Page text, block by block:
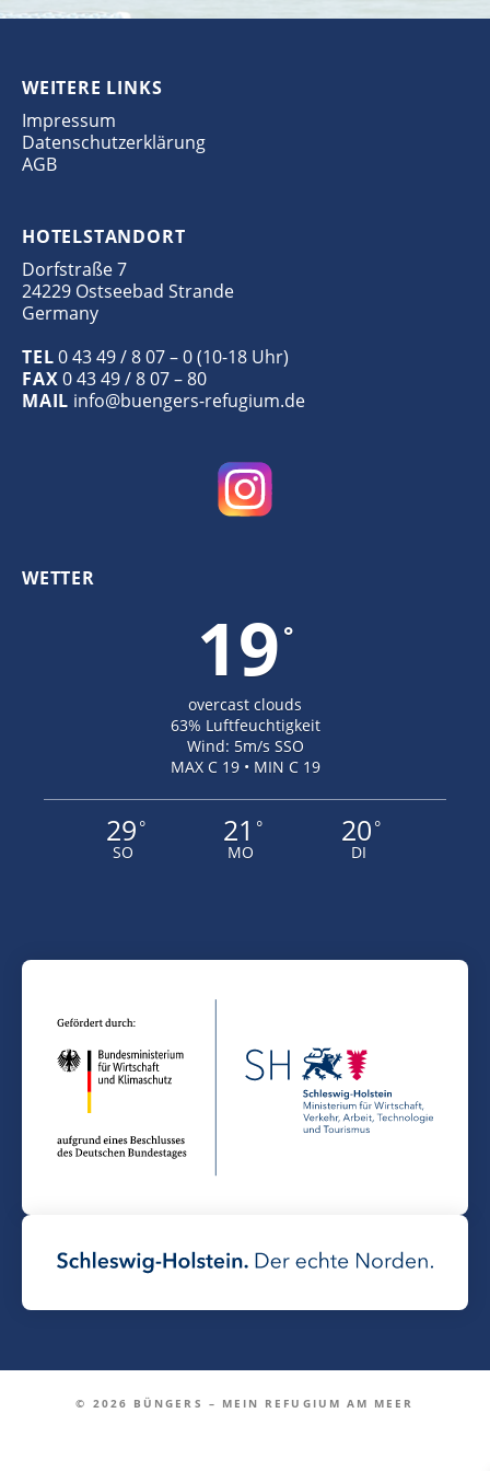
WEITERE LINKS
Impressum
Datenschutzerklärung
AGB
HOTELSTANDORT
Dorfstraße 7
24229 Ostseebad Strande
Germany
TEL0 43 49 / 8 07 – 0 (10-18 Uhr)
FAX0 43 49 / 8 07 – 80
MAIL info@buengers-refugium.de
WETTER
19 °
overcast clouds
63% Luftfeuchtigkeit
Wind: 5m/s SSO
MAX C 19 • MIN C 19
29 °
SO
21 °
MO
20 °
DI
© 2026 BÜNGERS – MEIN REFUGIUM AM MEER